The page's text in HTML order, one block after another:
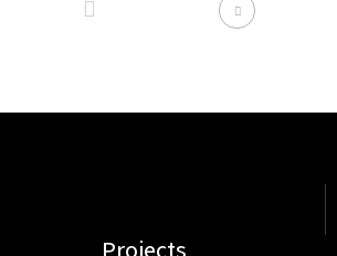
Projects